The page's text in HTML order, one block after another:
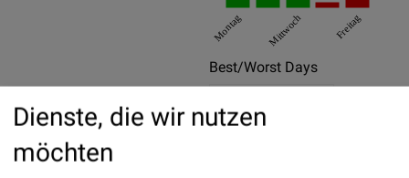
Montag Mittwoch Freitag
Best/Worst Days
20.05.2026
Dienste, die wir nutzen
möchten